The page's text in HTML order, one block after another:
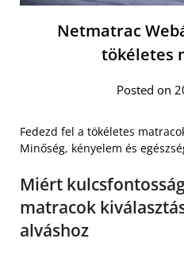
Netmatrac
tökéletes
Posted on
Fedezd fel a tökéletes
Minőség, kényelem és
Miért
matracok
alváshoz